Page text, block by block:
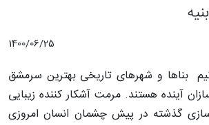
1400/06/25
بناها و شهرهای تاریخی بهترین سرمشق
آینده هستند. مرمت آشکار کننده زیبایی
گذشته در پیش چشمان انسان امروزی